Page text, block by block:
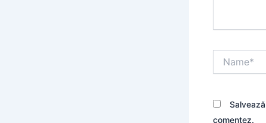
comentez.